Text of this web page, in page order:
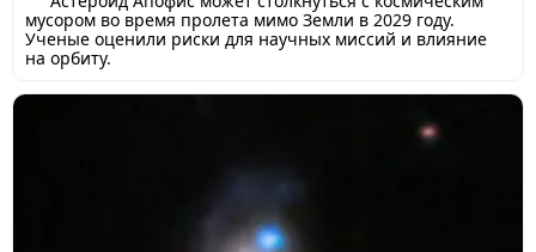
мусором во время пролета мимо Земли в 2029 году.
Ученые оценили риски для научных миссий и влияние
на орбиту.